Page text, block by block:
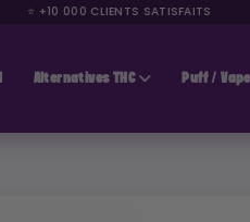
⭐ +10 000 CLIENTS SATISFAITS
Alternatives THC Puff / Vape